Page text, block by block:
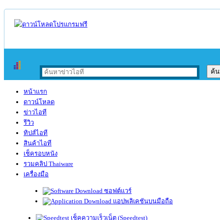
หน้าแรก
ดาวน์โหลด
ข่าวไอที
รีวิว
ทิปส์ไอที
สินค้าไอที
เช็ครอบหนัง
รวมคลิป Thaiware
เครื่องมือ
ซอฟต์แวร์
แอปพลิเคชันบนมือถือ
เช็คความเร็วเน็ต (Speedtest)